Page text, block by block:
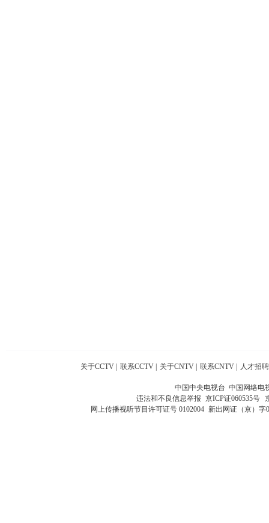
关于CCTV 联系CCTV 关于CNTV 联系CNTV 人才招聘
中国中央电视台 中国网络电
违法和不良信息举报 京ICP证060535号
网上传播视听节目许可证号 0102004 新出网证（京）